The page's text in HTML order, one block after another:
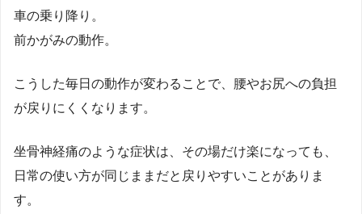
車の乗り降り。
前かがみの動作。
こうした毎日の動作が変わることで、腰やお尻への負担
が戻りにくくなります。
坐骨神経痛のような症状は、その場だけ楽になっても、
日常の使い方が同じままだと戻りやすいことがありま
す。